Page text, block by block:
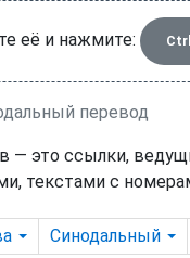
её и нажмите: Ctrl
перевод
— это ссылки,
текстами с
Синодальный